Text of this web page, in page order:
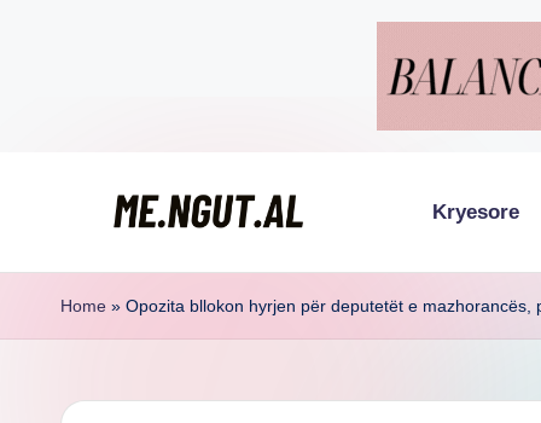
M
e
lexohen
Kryesore
Home » Opozita bllokon hyrjen për deputetët e mazhorancës,